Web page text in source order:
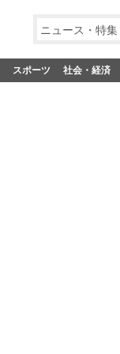
ニュース・特集
スポーツ 社会・経済